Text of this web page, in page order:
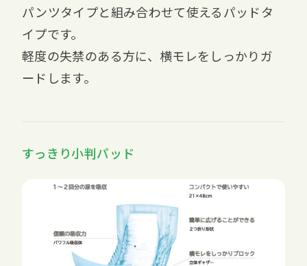
パンツタイプと組み合わせて使えるパッドタ
イプです。
軽度の失禁のある方に、横モレをしっかりガ
ードします。
すっきり小判パッド